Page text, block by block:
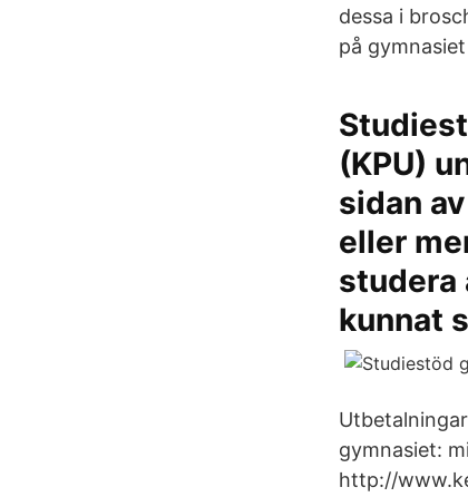
dessa i
på
(KPU)
sidan
eller
studera
kunnat
gymnasiet:
http://